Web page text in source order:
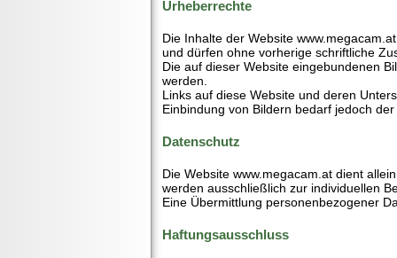
Urheberrechte
Die Inhalte der Website
und dürfen ohne vorherige schriftliche
Die auf dieser Website eingebundenen
werden.
Links auf diese Website und deren
Einbindung von Bildern bedarf jedoch
Datenschutz
Die Website www.megacam.at dient
werden ausschließlich zur individuellen
Eine Übermittlung personenbezogener
Haftungsausschluss